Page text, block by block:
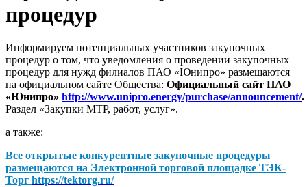
процедур
Информируем потенциальных участников закупочных
процедур о том, что уведомления о проведении закупочных
процедур для нужд филиалов ПАО «Юнипро» размещаются
на официальном сайте Общества: Официальный сайт ПАО
«Юнипро» http://www.unipro.energy/purchase/announcement/.
Раздел «Закупки МТР, работ, услуг».
а также:
Все открытые конкурентные закупочные процедуры
размещаются на Электронной торговой площадке ТЭК-
Торг https://tektorg.ru/